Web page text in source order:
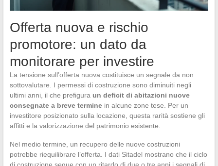
Offerta nuova e rischio
promotore: un dato da
monitorare per investire
La tensione sull’offerta nuova costituisce un segnale da non
sottovalutare. I permessi di costruzione sono diminuiti negli
ultimi anni, il che prefigura un deficit di abitazioni nuove
consegnate a breve terminein alcune zone tese. Per un
investitore posizionato sulla locazione, questa rarità sostiene gli
affitti e la valorizzazione del patrimonio esistente.
Nel medio termine, un recupero delle nuove costruzioni
potrebbe riequilibrare l’offerta. I dati Sitadel mostrano che il ciclo